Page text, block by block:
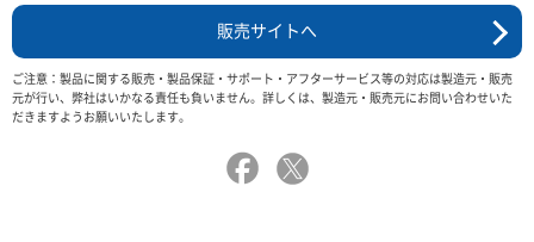
販売サイトへ
ご注意：製品に関する販売・製品保証・サポート・アフターサービス等の対応は製造元・販売
元が行い、弊社はいかなる責任も負いません。詳しくは、製造元・販売元にお問い合わせいた
だきますようお願いいたします。